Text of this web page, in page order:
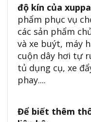
độ kín của
phẩm phục vụ
các sản phẩm
và xe buýt, máy
cuộn dây hơi tự
tủ dụng cụ, xe
phay....
Để biết thêm